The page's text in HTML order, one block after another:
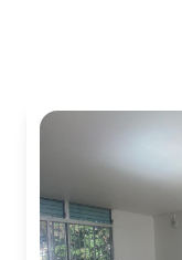
LOCATION
GESTION